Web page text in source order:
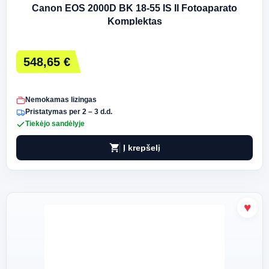
Canon EOS 2000D BK 18-55 IS II Fotoaparato
Komplektas
548,65 €
Nemokamas lizingas
Pristatymas per 2 – 3 d.d.
Tiekėjo sandėlyje
shopping_cart Į krepšelį